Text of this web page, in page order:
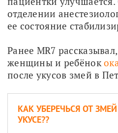
отделении
ее состояние
Ранее MR7
женщины и ребёнок
после укусов змей в
КАК УБЕРЕЧЬСЯ ОТ
УКУСЕ??